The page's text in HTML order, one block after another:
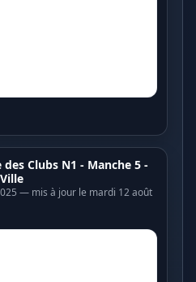
Clubs N1 - Manche 5 -
— mis à jour le mardi 12 août